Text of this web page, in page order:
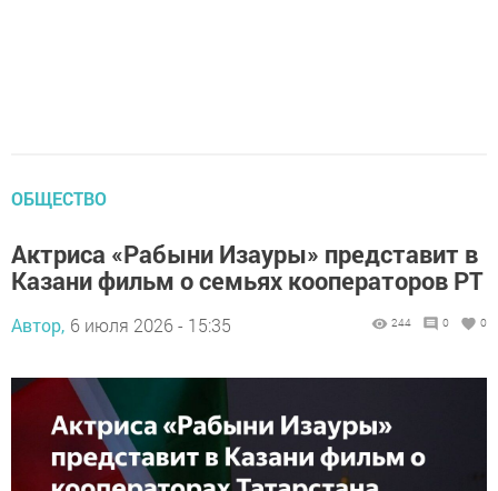
ОБЩЕСТВО
Актриса «Рабыни Изауры» представит в
Казани фильм о семьях кооператоров РТ
Автор, 6 июля 2026 - 15:35 244 0 0